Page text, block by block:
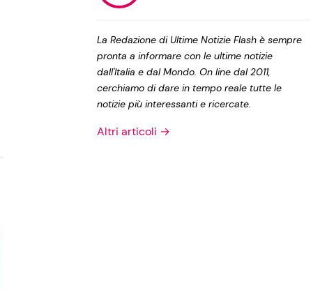
Privacy Policy
La Redazione di Ultime Notizie Flash è sempre
pronta a informare con le ultime notizie
dall'Italia e dal Mondo. On line dal 2011,
cerchiamo di dare in tempo reale tutte le
notizie più interessanti e ricercate.
Altri articoli →